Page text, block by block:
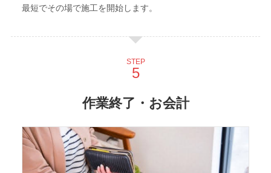
最短でその場で施工を開始します。
STEP
作業終了・お会計